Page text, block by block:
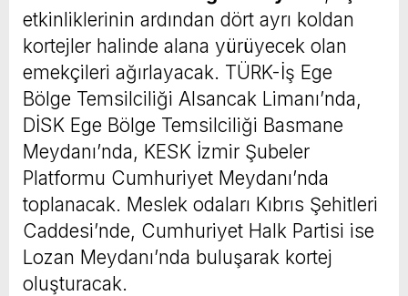
etkinliklerinin ardından dört ayrı koldan
kortejler halinde alana yürüyecek olan
emekçileri ağırlayacak. TÜRK-İş Ege
Bölge Temsilciliği Alsancak Limanı’nda,
DİSK Ege Bölge Temsilciliği Basmane
Meydanı’nda, KESK İzmir Şubeler
Platformu Cumhuriyet Meydanı’nda
toplanacak. Meslek odaları Kıbrıs Şehitleri
Caddesi’nde, Cumhuriyet Halk Partisi ise
Lozan Meydanı’nda buluşarak kortej
oluşturacak.